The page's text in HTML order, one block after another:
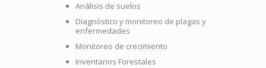
Análisis de suelos
Diagnóstico y monitoreo de plagas y
enfermedades
Monitoreo de crecimiento
Inventarios Forestales